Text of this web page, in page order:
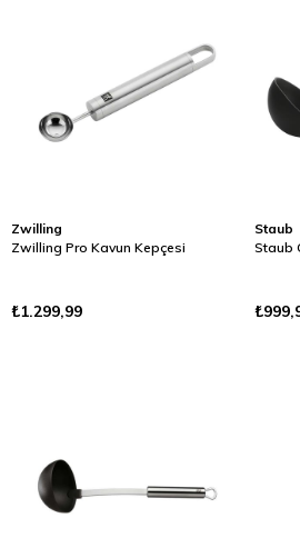
Zwilling
Zwilling Pro Kavun Kepçesi
₺1.299,99
Staub
Staub